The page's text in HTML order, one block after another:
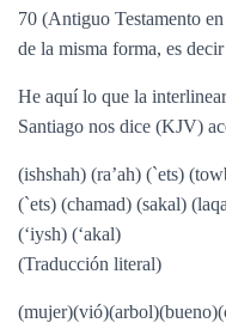
70 (Antiguo Testamento
de la misma forma, es
He aquí lo que la
Santiago nos dice (KJV)
(ishshah) (ra’ah) (`ets)
(`ets) (chamad) (sakal)
(‘iysh) (‘akal)
(Traducción literal)